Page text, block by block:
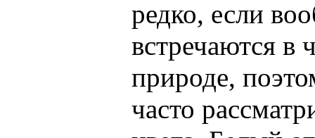
редко, если
встречаются в
природе,
часто